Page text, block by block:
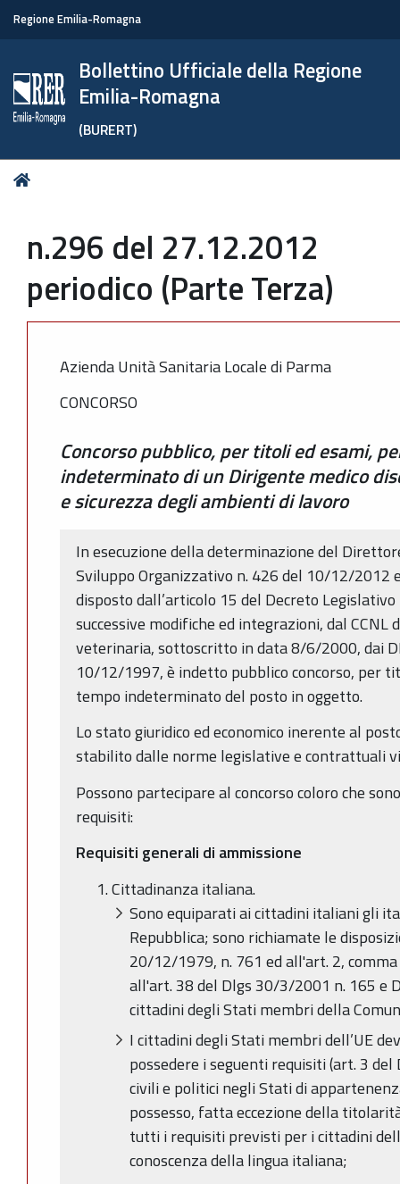
Regione Emilia-Romagna
Bollettino Ufficiale della Regione
Emilia-Romagna
(BURERT)
Tu
n.296 del 27.12.2012
periodico (Parte Terza)
Azienda Unità Sanitaria Locale di Parma
CONCORSO
Concorso pubblico, per titoli ed esami,
indeterminato di un Dirigente medico
e sicurezza degli ambienti di lavoro
In esecuzione della determinazione del
Sviluppo Organizzativo n. 426 del 10/12/2012
disposto dall’articolo 15 del Decreto
successive modifiche ed integrazioni, dal CCNL
veterinaria, sottoscritto in data 8/6/2000, dai
10/12/1997, è indetto pubblico concorso, per
tempo indeterminato del posto in oggetto.
Lo stato giuridico ed economico inerente al
stabilito dalle norme legislative e contrattuali
Possono partecipare al concorso coloro che
requisiti:
Requisiti generali di ammissione
Cittadinanza italiana.
Sono equiparati ai cittadini italiani gli
Repubblica; sono richiamate le
20/12/1979, n. 761 ed all'art. 2,
all'art. 38 del Dlgs 30/3/2001 n. 165 e
cittadini degli Stati membri della
I cittadini degli Stati membri dell’UE
possedere i seguenti requisiti (art. 3
civili e politici negli Stati di
possesso, fatta eccezione della
tutti i requisiti previsti per i cittadini
conoscenza della lingua italiana;